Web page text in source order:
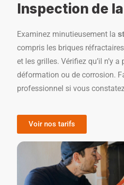
Inspection de
Examinez minutieusement la
compris les briques
et les grilles. Vérifiez qu’il n’y
déformation ou de corrosion.
professionnel si vous
Voir nos tarifs